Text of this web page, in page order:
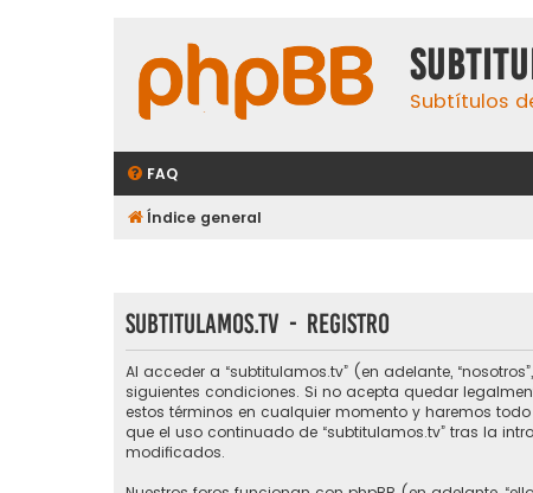
Subtítulos
FAQ
Índice general
subtitulamos.tv - Registro
Al acceder a “subtitulamos.tv” (en adelante,
siguientes condiciones. Si no acepta quedar
estos términos en cualquier momento y haremos
que el uso continuado de “subtitulamos.tv” tras la
modificados.